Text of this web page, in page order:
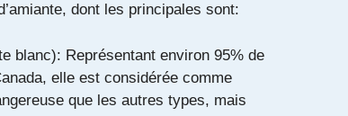
dont les principales sont:
blanc): Représentant environ 95% de
elle est considérée comme
que les autres types, mais